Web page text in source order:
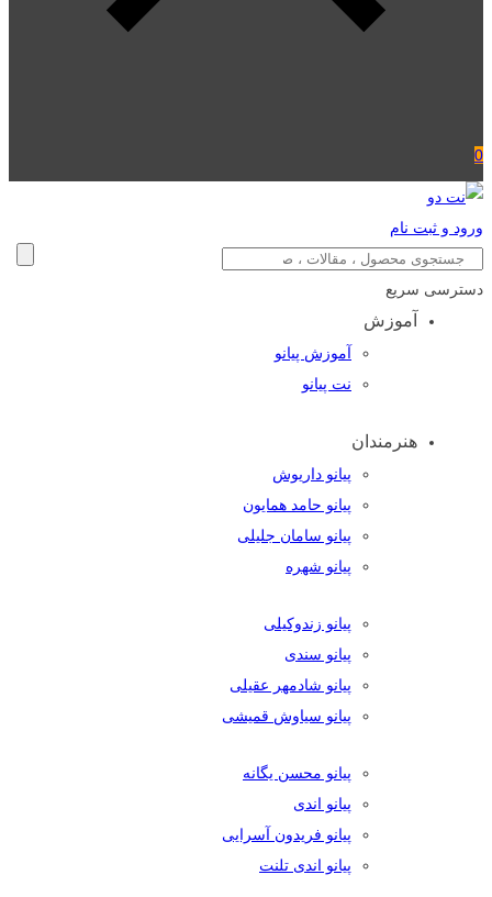
0
ورود و ثبت نام
دسترسی سریع
آموزش
آموزش پیانو
نت پیانو
هنرمندان
پیانو داریوش
پیانو حامد همایون
پیانو سامان جلیلی
پیانو شهره
پیانو زندوکیلی
پیانو سندی
پیانو شادمهر عقیلی
پیانو سیاوش قمیشی
پیانو محسن یگانه
پیانو اندی
پیانو فریدون آسرایی
پیانو اندی تلنت